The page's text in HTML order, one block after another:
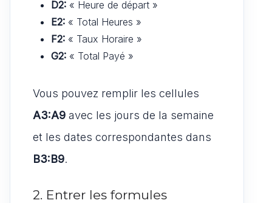
D2: « Heure de départ »
E2: « Total Heures »
F2: « Taux Horaire »
G2: « Total Payé »
Vous pouvez remplir les cellules
A3:A9 avec les jours de la semaine
et les dates correspondantes dans
B3:B9.
2. Entrer les formules